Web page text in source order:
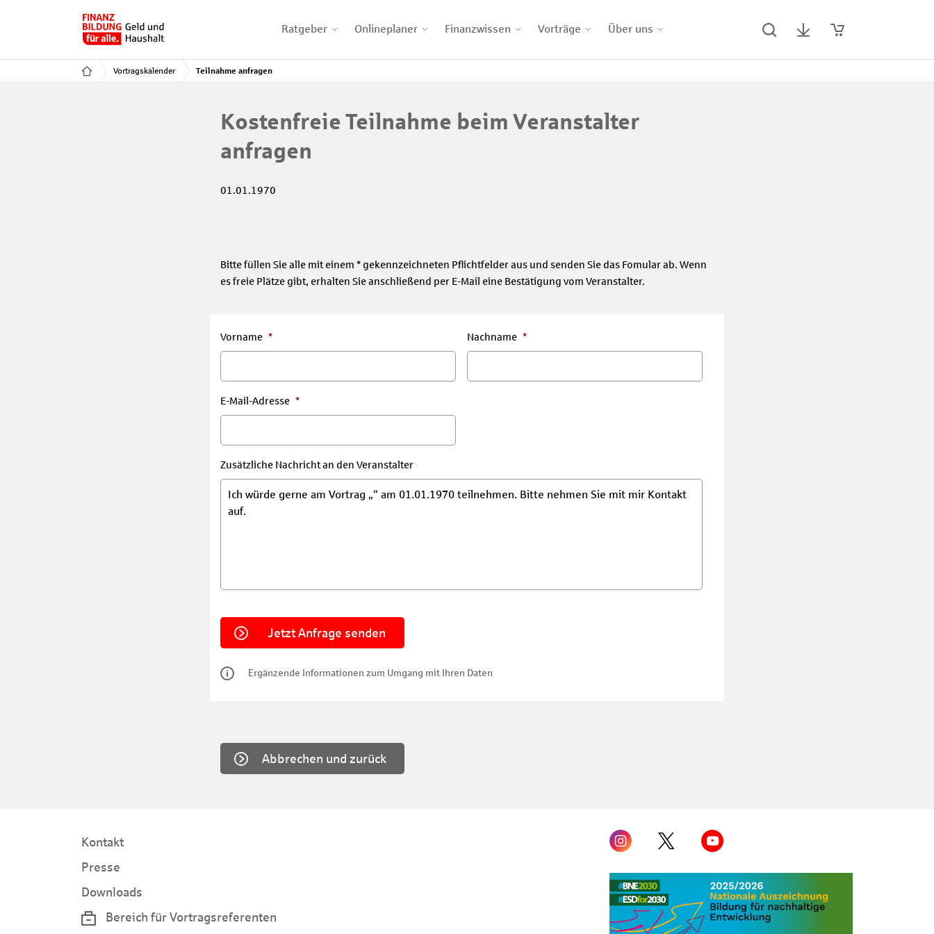
Ratgeber Onlineplaner Finanzwissen Vorträge Über uns
Vortragskalender Teilnahme anfragen
Kostenfreie Teilnahme beim Veranstalter
anfragen
01.01.1970
Bitte füllen Sie alle mit einem * gekennzeichneten Pflichtfelder aus und senden Sie das Fomular ab. Wenn
es freie Plätze gibt, erhalten Sie anschließend per E-Mail eine Bestätigung vom Veranstalter.
Vorname * Nachname *
E-Mail-Adresse *
Zusätzliche Nachricht an den Veranstalter
Ergänzende Informationen zum Umgang mit Ihren Daten
Abbrechen und zurück
Kontakt
Presse
Downloads
Bereich für Vortragsreferenten